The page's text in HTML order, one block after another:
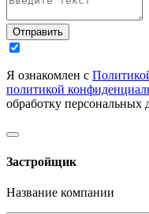
Отправить
Я ознакомлен с
политикой
обработку персональных
Застройщик
Название компании